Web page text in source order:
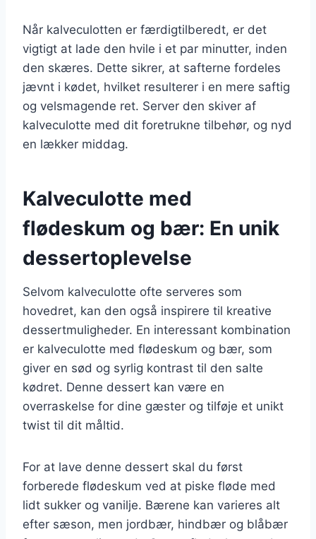
Når kalveculotten er færdigtilberedt, er det
vigtigt at lade den hvile i et par minutter, inden
den skæres. Dette sikrer, at safterne fordeles
jævnt i kødet, hvilket resulterer i en mere saftig
og velsmagende ret. Server den skiver af
kalveculotte med dit foretrukne tilbehør, og nyd
en lækker middag.
Kalveculotte med
flødeskum og bær: En unik
dessertoplevelse
Selvom kalveculotte ofte serveres som
hovedret, kan den også inspirere til kreative
dessertmuligheder. En interessant kombination
er kalveculotte med flødeskum og bær, som
giver en sød og syrlig kontrast til den salte
kødret. Denne dessert kan være en
overraskelse for dine gæster og tilføje et unikt
twist til dit måltid.
For at lave denne dessert skal du først
forberede flødeskum ved at piske fløde med
lidt sukker og vanilje. Bærene kan varieres alt
efter sæson, men jordbær, hindbær og blåbær